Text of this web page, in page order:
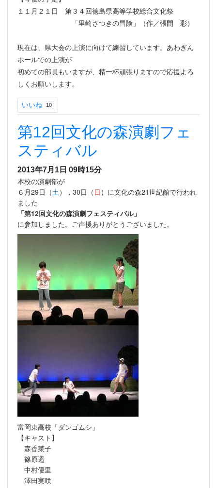
１１月２１日 第３４回徳島県高等学校総合文化祭
「里崎さつきの冒険」（作／張間 彩）
現在は、県大会の上演に向けて練習しています。あわぎん
ホールでの上演が
初めての部員もいますが、精一杯頑張りますので応援よろ
しくお願いします。
いいね 10
第12回文化の森演劇フェ
スティバル
2013年7月1日 09時15分
本校の演劇部が
６月29日（土），30日（ 日 ）に文化の森21世紀館で行われ
ました
「第12回文化の森演劇フェスティバル」
に参加しました。ご声援ありがとうございました。
富岡東高校「ダンゴムシ」
【キャスト】
森香菜子
篠原遥
中村優里
澤田実咲